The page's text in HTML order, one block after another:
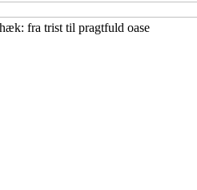
fra trist til pragtfuld oase